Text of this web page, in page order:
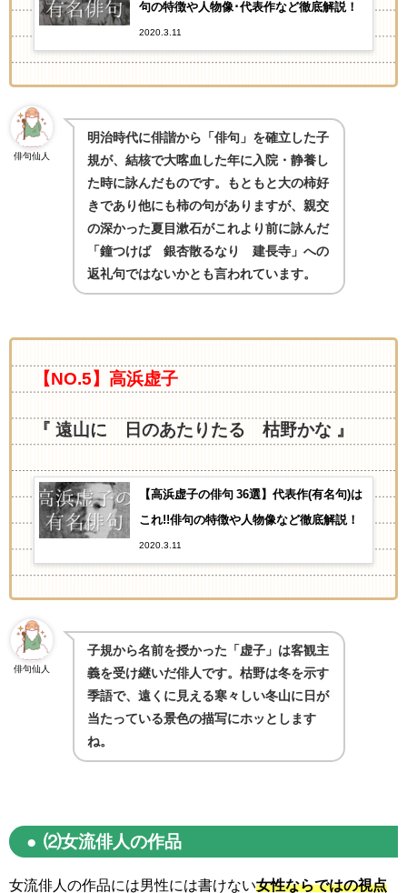
句の特徴や人物像･代表作など徹底解説！
2020.3.11
俳句仙人
明治時代に俳諧から「俳句」を確立した子
規が、結核で大喀血した年に入院・静養し
た時に詠んだものです。もともと大の柿好
きであり他にも柿の句がありますが、親交
の深かった夏目漱石がこれより前に詠んだ
「鐘つけば 銀杏散るなり 建長寺」への
返礼句ではないかとも言われています。
【NO.5】高浜虚子
『 遠山に 日のあたりたる 枯野かな 』
【高浜虚子の俳句 36選】代表作(有名句)は
これ!!俳句の特徴や人物像など徹底解説！
2020.3.11
俳句仙人
子規から名前を授かった「虚子」は客観主
義を受け継いだ俳人です。枯野は冬を示す
季語で、遠くに見える寒々しい冬山に日が
当たっている景色の描写にホッとします
ね。
⑵女流俳人の作品
女流俳人の作品には男性には書けない女性ならではの視点